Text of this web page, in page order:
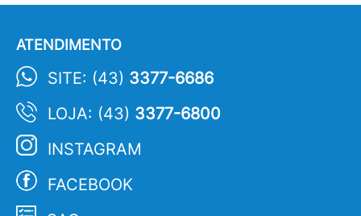
ATENDIMENTO
SITE: (43) 3377-6686
LOJA: (43) 3377-6800
INSTAGRAM
FACEBOOK